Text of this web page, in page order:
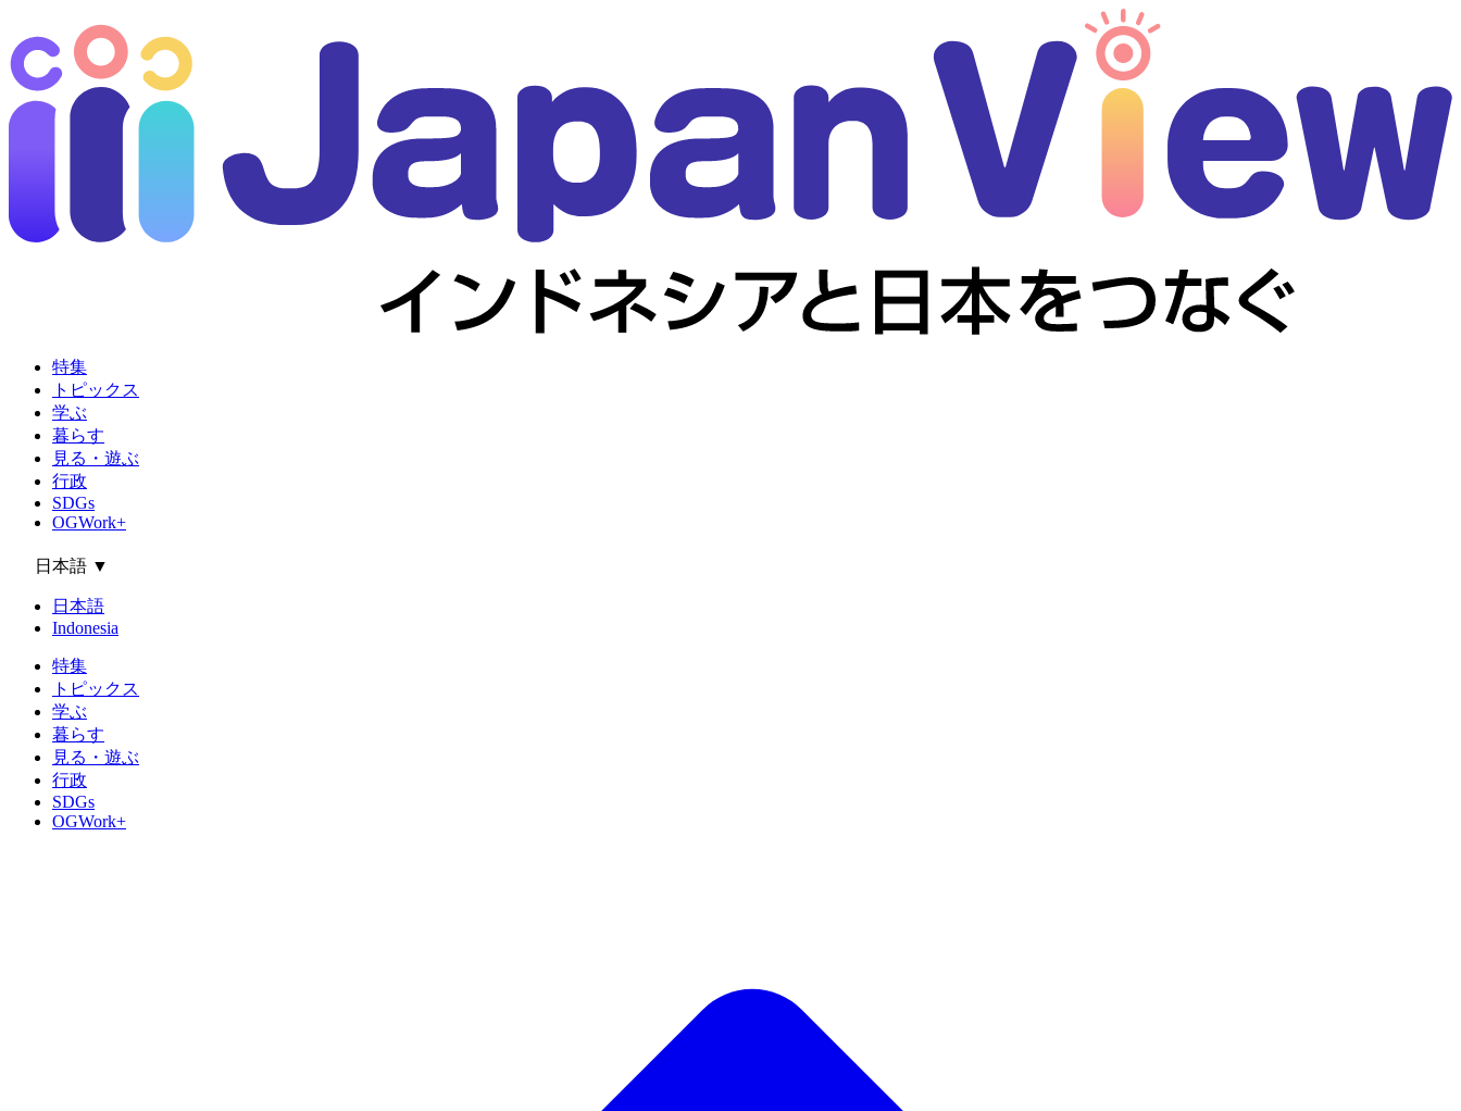
特集
トピックス
学ぶ
暮らす
見る・遊ぶ
行政
SDGs
OGWork+
日本語 ▼
日本語
Indonesia
特集
トピックス
学ぶ
暮らす
見る・遊ぶ
行政
SDGs
OGWork+